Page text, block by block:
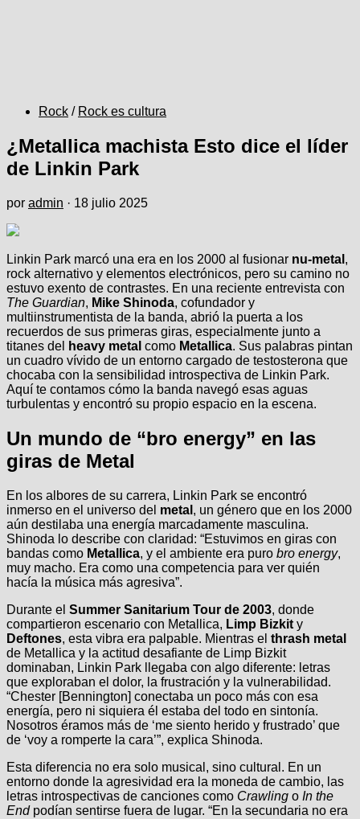
Rock / Rock es cultura
¿Metallica machista Esto dice el líder
de Linkin Park
por admin · 18 julio 2025
Linkin Park marcó una era en los 2000 al fusionar nu-metal ,
rock alternativo y elementos electrónicos, pero su camino no
estuvo exento de contrastes. En una reciente entrevista con
The Guardian, Mike Shinoda, cofundador y
multiinstrumentista de la banda, abrió la puerta a los
recuerdos de sus primeras giras, especialmente junto a
titanes del
heavy metal como Metallica. Sus palabras pintan
un cuadro vívido de un entorno cargado de testosterona que
chocaba con la sensibilidad introspectiva de Linkin Park.
Aquí te contamos cómo la banda navegó esas aguas
turbulentas y encontró su propio espacio en la escena.
Un mundo de “bro energy” en las
giras de Metal
En los albores de su carrera, Linkin Park se encontró
inmerso en el universo del metal , un género que en los 2000
aún destilaba una energía marcadamente masculina.
Shinoda lo describe con claridad: “Estuvimos en giras con
bandas como Metallica, y el ambiente era puro bro energy,
muy macho. Era como una competencia para ver quién
hacía la música más agresiva”.
Durante el Summer Sanitarium Tour de 2003, donde
compartieron escenario con Metallica, Limp Bizkit y
Deftones, esta vibra era palpable. Mientras el thrash metal
de Metallica y la actitud desafiante de Limp Bizkit
dominaban, Linkin Park llegaba con algo diferente: letras
que exploraban el dolor, la frustración y la vulnerabilidad.
“Chester [Bennington] conectaba un poco más con esa
energía, pero ni siquiera él estaba del todo en sintonía.
Nosotros éramos más de ‘me siento herido y frustrado’ que
de ‘voy a romperte la cara’”, explica Shinoda.
Esta diferencia no era solo musical, sino cultural. En un
entorno donde la agresividad era la moneda de cambio, las
letras introspectivas de canciones como Crawling o In the
Endpodían sentirse fuera de lugar. “En la secundaria no era